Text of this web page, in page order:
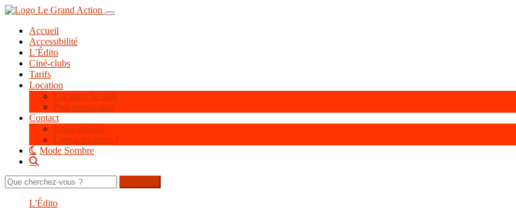
Aller
contenu
principal
Toggle navigation
Accueil
Accessibilité
L’Édito
Ciné-clubs
Tarifs
Location
Location de salle
Post-production
Contact
Nous trouver
Contactez-nous !
Mode Sombre
Rechercher
sur
L'Édito